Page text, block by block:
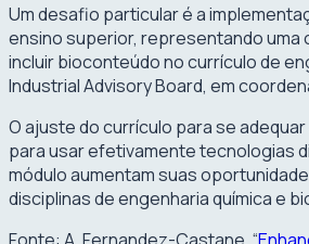
Um desafio particular é a
ensino superior, representando
incluir bioconteúdo no currículo de
Industrial Advisory Board, em
O ajuste do currículo para se
para usar efetivamente tecnologias
módulo aumentam suas
disciplinas de engenharia química e